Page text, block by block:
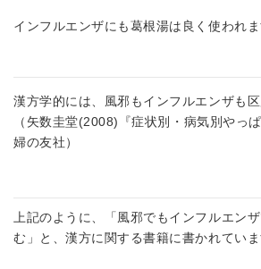
インフルエンザにも葛根湯は良く使われま
漢方学的には、風邪もインフルエンザも区
（矢数圭堂(2008)『症状別・病気別やっ
婦の友社）
上記のように、「風邪でもインフルエン
む」と、漢方に関する書籍に書かれていま